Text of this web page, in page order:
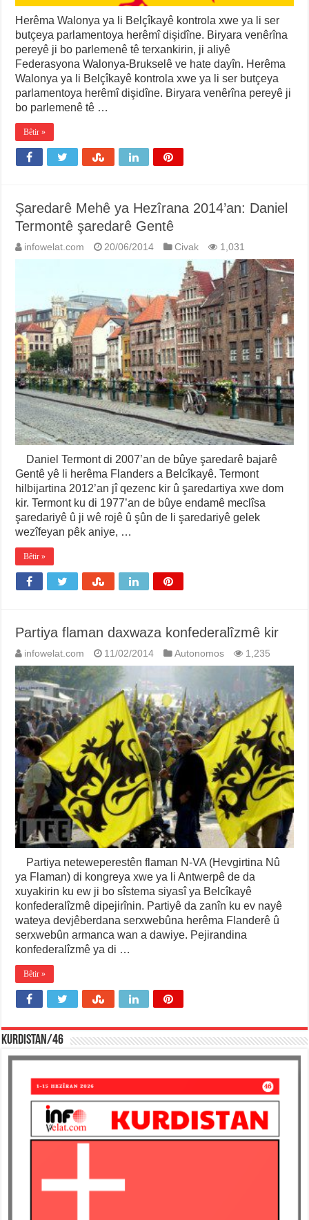
Herêma Walonya ya li Belçîkayê kontrola xwe ya li ser
butçeya parlamentoya herêmî dişidîne. Biryara venêrîna
pereyê ji bo parlemenê tê terxankirin, ji aliyê
Federasyona Walonya-Brukselê ve hate dayîn. Herêma
Walonya ya li Belçîkayê kontrola xwe ya li ser butçeya
parlamentoya herêmî dişidîne. Biryara venêrîna pereyê ji
bo parlemenê tê …
Bêtir »
Şaredarê Mehê ya Hezîrana 2014’an: Daniel
Termontê şaredarê Gentê
infowelat.com 20/06/2014 Civak 1,031
Daniel Termont di 2007’an de bûye şaredarê bajarê
Gentê yê li herêma Flanders a Belcîkayê. Termont
hilbijartina 2012’an jî qezenc kir û şaredartiya xwe dom
kir. Termont ku di 1977’an de bûye endamê meclîsa
şaredariyê û ji wê rojê û şûn de li şaredariyê gelek
wezîfeyan pêk aniye, …
Bêtir »
Partiya flaman daxwaza konfederalîzmê kir
infowelat.com 11/02/2014 Autonomos 1,235
Partiya neteweperestên flaman N-VA (Hevgirtina Nû
ya Flaman) di kongreya xwe ya li Antwerpê de da
xuyakirin ku ew ji bo sîstema siyasî ya Belcîkayê
konfederalîzmê dipejirînin. Partiyê da zanîn ku ev nayê
wateya devjêberdana serxwebûna herêma Flanderê û
serxwebûn armanca wan a dawiye. Pejirandina
konfederalîzmê ya di …
Bêtir »
KURDISTAN/46